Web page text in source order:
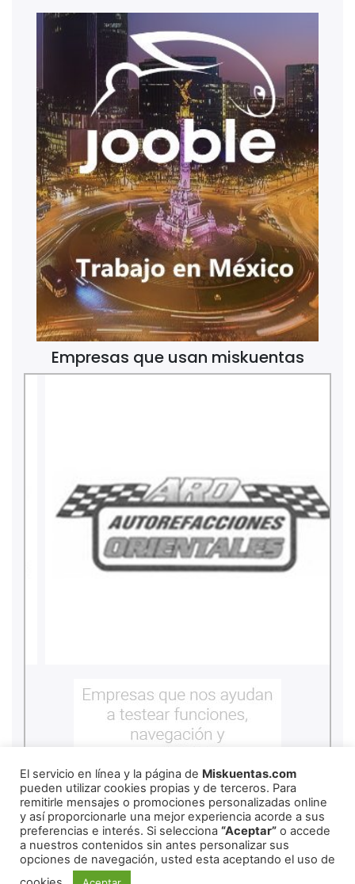
Empresas que usan miskuentas
El servicio en línea y la página de Miskuentas.com
pueden utilizar cookies propias y de terceros. Para
remitirle mensajes o promociones personalizadas online
y así proporcionarle una mejor experiencia acorde a sus
preferencias e interés. Si selecciona “Aceptar” o accede
a nuestros contenidos sin antes personalizar sus
opciones de navegación, usted esta aceptando el uso de